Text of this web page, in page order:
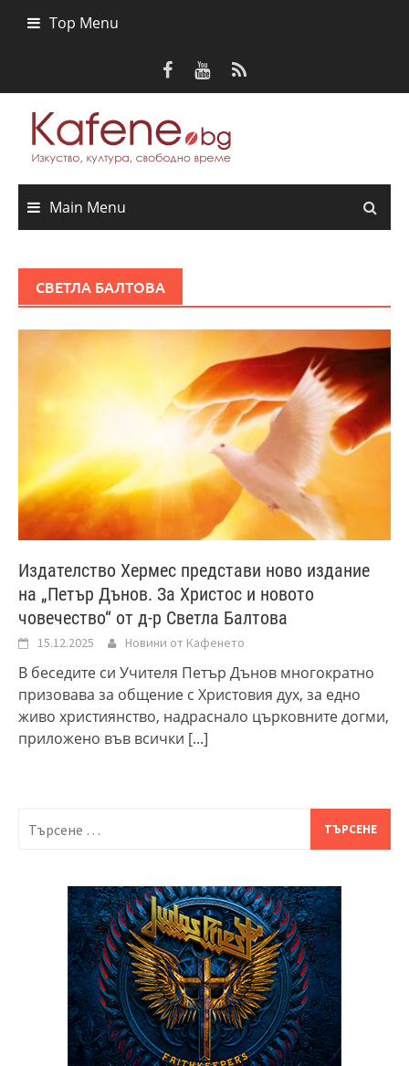
Top Menu
Main Menu
СВЕТЛА БАЛТОВА
Издателство Хермес представи ново издание
на „Петър Дънов. За Христос и новото
човечество“ от д-р Светла Балтова
15.12.2025 Новини от Кафенето
В беседите си Учителя Петър Дънов многократно
призовава за общение с Христовия дух, за едно
живо християнство, надраснало църковните догми,
приложено във всички [...]
за: